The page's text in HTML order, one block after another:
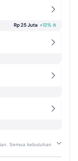
Rp 25 Juta +13%
Semua kebutuhan